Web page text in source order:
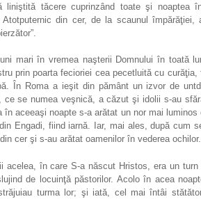
liniştită tăcere cuprinzând toate şi noaptea
din cer, de la scaunul
mari în vremea naşterii Domnului în toată
prin poarta fecioriei cea pecetluită cu
În Roma a ieşit din pământ un izvor de
ce se numea veşnică, a căzut şi idolii s-au
în aceeaşi noapte s-a arătat un nor mai
Engadi, fiind iarnă. Iar, mai ales, după cum
cer şi s-au arătat oamenilor în vederea ochilor.
acelea, în care S-a născut Hristos, era un
de locuinţă păstorilor. Acolo în acea
turma lor; şi iată, cel mai întâi